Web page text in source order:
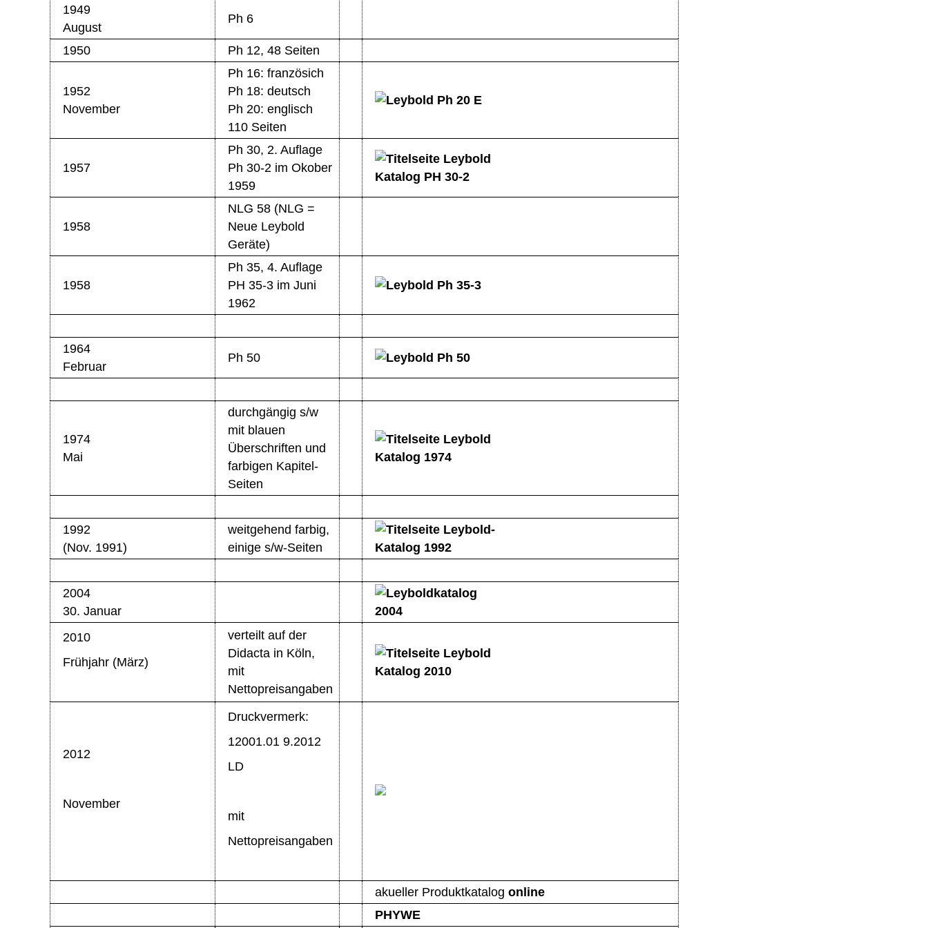
1949
August
Ph 6
1950 Ph 12, 48 Seiten
1952
November
Ph 16: französich
Ph 18: deutsch
Ph 20: englisch
110 Seiten
1957
Ph 30, 2. Auflage
Ph 30-2 im Okober
1959
1958
NLG 58 (NLG =
Neue Leybold
Geräte)
1958
Ph 35, 4. Auflage
PH 35-3 im Juni
1962
1964
Februar
Ph 50
1974
Mai
durchgängig s/w
mit blauen
Überschriften und
farbigen Kapitel-
Seiten
1992
(Nov. 1991)
weitgehend farbig,
einige s/w-Seiten
2004
30. Januar
2010
Frühjahr (März)
verteilt auf der
Didacta in Köln,
mit
Nettopreisangaben
2012
November
Druckvermerk:
12001.01 9.2012
LD
mit
Nettopreisangaben
akueller Produktkatalog online
PHYWE